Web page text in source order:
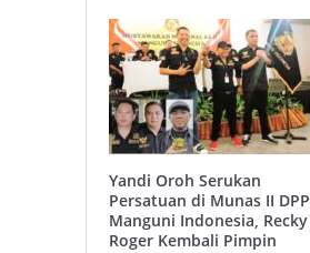
Yandi Oroh Serukan
Persatuan di Munas II DPP
Manguni Indonesia, Recky
Roger Kembali Pimpin